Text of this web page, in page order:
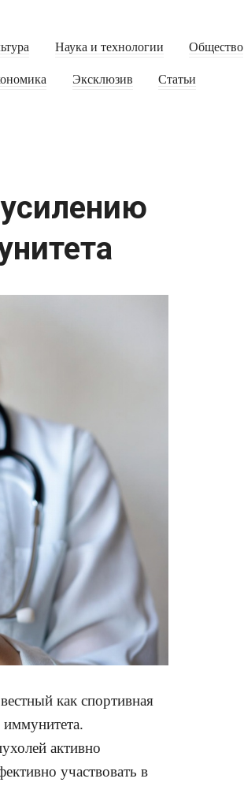
Наука и технологии Общество
Эксклюзив Статьи
как спортивная
иммунитета.
активно
участвовать в